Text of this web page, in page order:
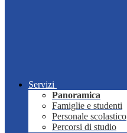
Servizi
Panoramica
Famiglie e studenti
Personale scolastico
Percorsi di studio